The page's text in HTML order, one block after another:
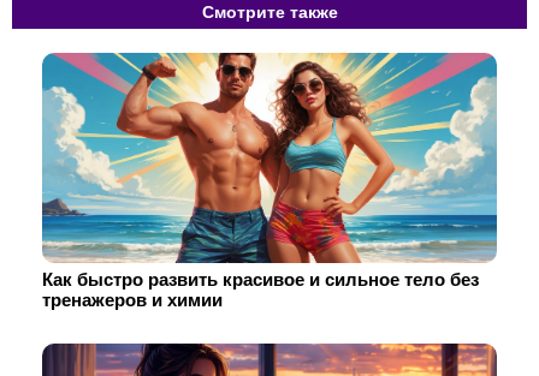
Смотрите также
Как быстро развить красивое и сильное тело без
тренажеров и химии